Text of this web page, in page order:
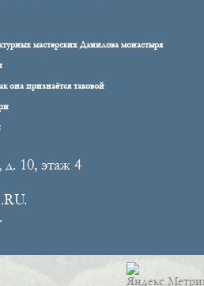
мастерских Данилова монастыря
она признаётся таковой
10, этаж 4